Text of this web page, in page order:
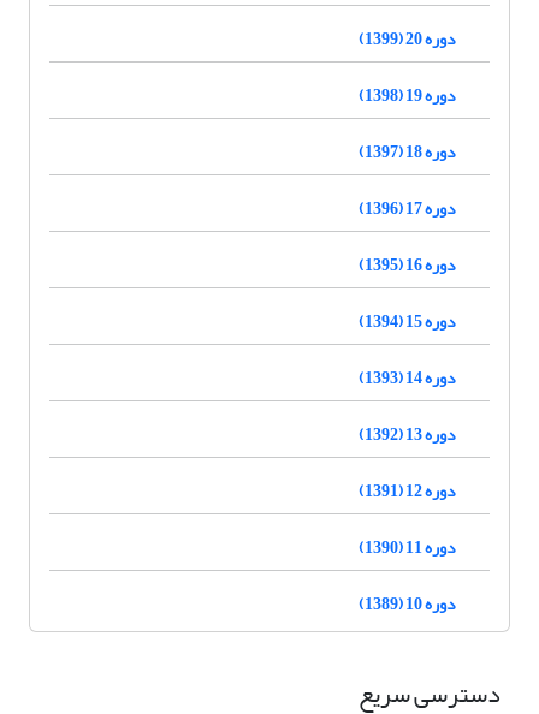
دوره 20 (1399)
دوره 19 (1398)
دوره 18 (1397)
دوره 17 (1396)
دوره 16 (1395)
دوره 15 (1394)
دوره 14 (1393)
دوره 13 (1392)
دوره 12 (1391)
دوره 11 (1390)
دوره 10 (1389)
دسترسی سریع